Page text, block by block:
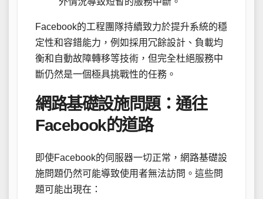
Facebook的工程團隊持續致力於提升系統的穩
定性和容錯能力，例如採用冗餘設計、負載均
衡和自動故障轉移等技術，但完全杜絕服務中
斷仍然是一個極具挑戰性的任務。
網路基礎設施問題：通往
Facebook的道路
即使Facebook的伺服器一切正常，網路基礎設
施問題仍然可能導致使用者無法訪問。這些問
題可能出現在：